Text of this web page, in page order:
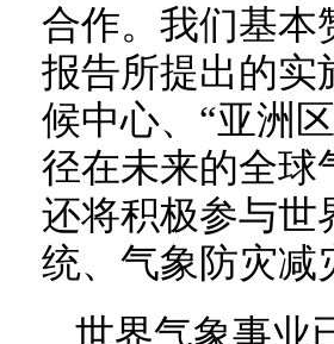
合作。我们基本
报告所提出的实
候中心、“亚洲
径在未来的全球
还将积极参与世
统、气象防灾减
世界气象事业